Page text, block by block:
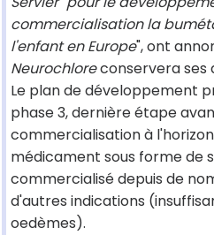
commercialisation la
l'enfant en Europe", ont
Neurochloreconservera ses
Le plan de développement
phase 3, dernière étape
commercialisation à
médicament sous forme de
commercialisé depuis de
d'autres indications
oedèmes).